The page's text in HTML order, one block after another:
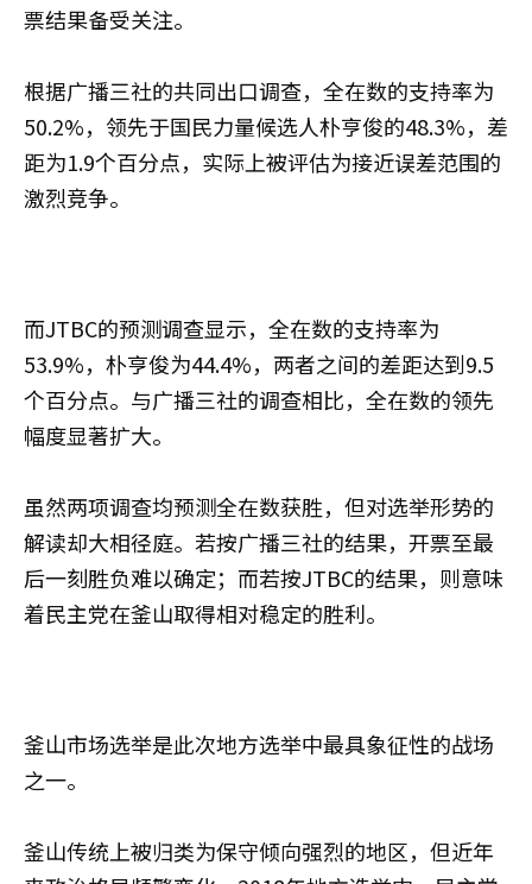
票结果备受关注。
根据广播三社的共同出口调查，全在数的支持率为
50.2%，领先于国民力量候选人朴亨俊的48.3%，差
距为1.9个百分点，实际上被评估为接近误差范围的
激烈竞争。
而JTBC的预测调查显示，全在数的支持率为
53.9%，朴亨俊为44.4%，两者之间的差距达到9.5
个百分点。与广播三社的调查相比，全在数的领先
幅度显著扩大。
虽然两项调查均预测全在数获胜，但对选举形势的
解读却大相径庭。若按广播三社的结果，开票至最
后一刻胜负难以确定；而若按JTBC的结果，则意味
着民主党在釜山取得相对稳定的胜利。
釜山市场选举是此次地方选举中最具象征性的战场
之一。
釜山传统上被归类为保守倾向强烈的地区，但近年